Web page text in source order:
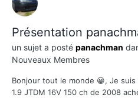
Présentation
un sujet a posté panachman
Nouveaux Membres
Bonjour tout le monde 😀, Je
1.9 JTDM 16V 150 ch de 2008